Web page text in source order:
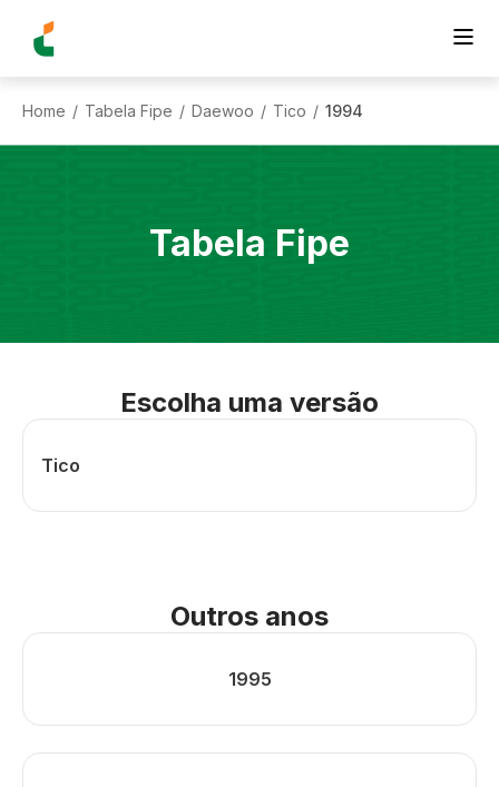
Home / Tabela Fipe / Daewoo / Tico / 1994
Tabela Fipe
Escolha uma versão
Tico
Outros anos
1995